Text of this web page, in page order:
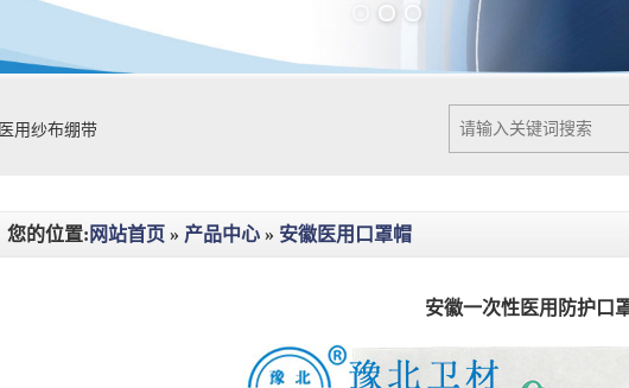
医用纱布绷带
您的位置: 网站首页 » 产品中心 » 安徽医用口罩帽
安徽一次性医用防护口